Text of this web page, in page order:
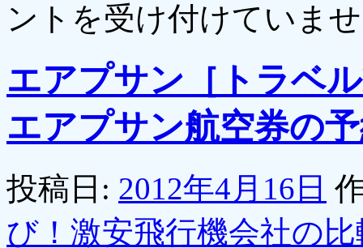
ントを受け付けていま
エアプサン［トラベ
エアプサン航空券の
投稿日: 2012年4月16日
び！激安飛行機会社の